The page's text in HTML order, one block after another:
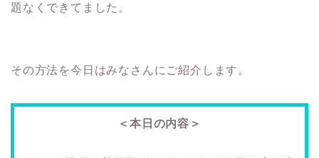
題なくできてました。
その方法を今日はみなさんにご紹介します。
＜本日の内容＞